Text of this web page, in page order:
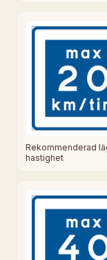
Rekommenderad
hastighet